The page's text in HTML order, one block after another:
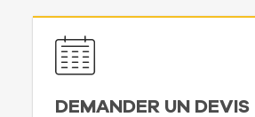
DEMANDER UN DEVIS